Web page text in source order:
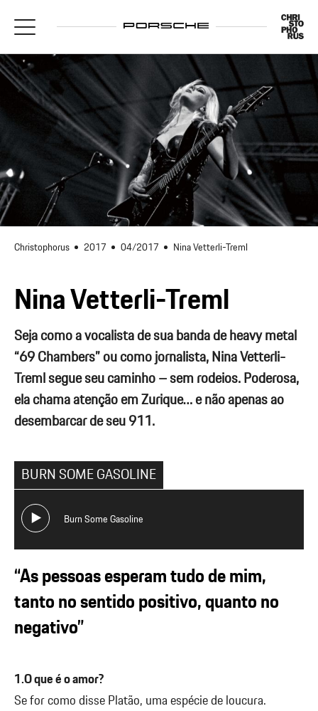
Christophorus 2017 04/2017 Nina Vetterli-Treml
Nina Vetterli-Treml
Seja como a vocalista de sua banda de heavy metal
“69 Chambers” ou como jornalista, Nina Vetterli-
Treml segue seu caminho – sem rodeios. Poderosa,
ela chama atenção em Zurique… e não apenas ao
desembarcar de seu 911.
BURN SOME GASOLINE
Burn Some Gasoline
NaN:Na
“As pessoas esperam tudo de mim,
tanto no sentido positivo, quanto no
negativo”
1.O que é o amor?
Se for como disse Platão, uma espécie de loucura.